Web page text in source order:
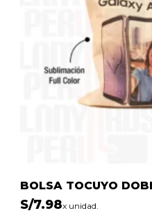
BOLSA TOCUYO
S/7.98x unidad.